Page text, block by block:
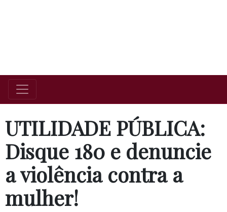
UTILIDADE PÚBLICA:
Disque 180 e denuncie
a violência contra a
mulher!